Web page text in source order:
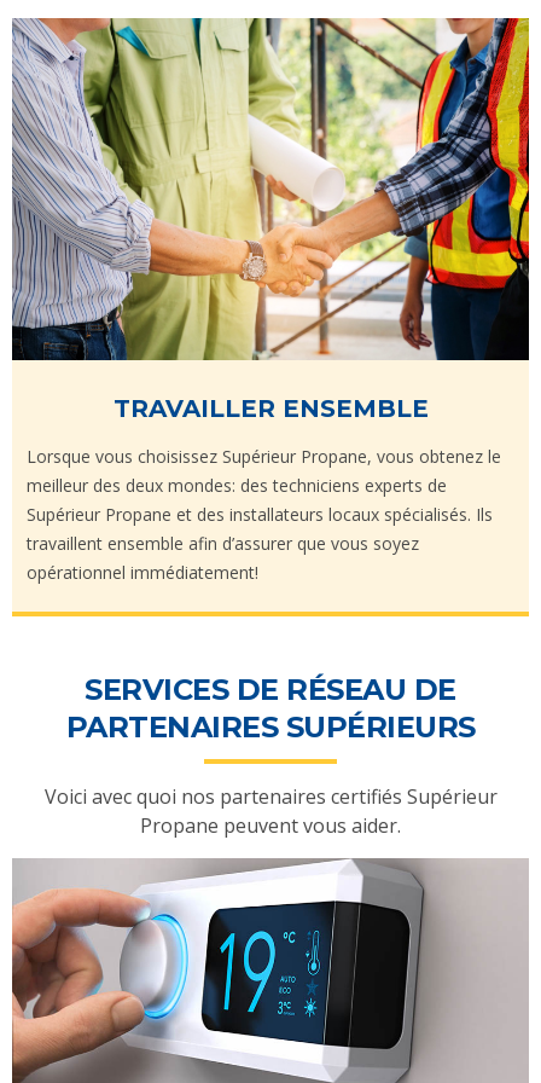
TRAVAILLER ENSEMBLE
Lorsque vous choisissez Supérieur Propane, vous obtenez le
meilleur des deux mondes: des techniciens experts de
Supérieur Propane et des installateurs locaux spécialisés. Ils
travaillent ensemble afin d’assurer que vous soyez
opérationnel immédiatement!
SERVICES DE RÉSEAU DE
PARTENAIRES SUPÉRIEURS
Voici avec quoi nos partenaires certifiés Supérieur
Propane peuvent vous aider.